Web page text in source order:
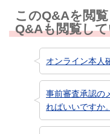
このQ&Aを閲
Q&Aも閲覧し
オンライン本人
事前審査承認の
ればいいですか。